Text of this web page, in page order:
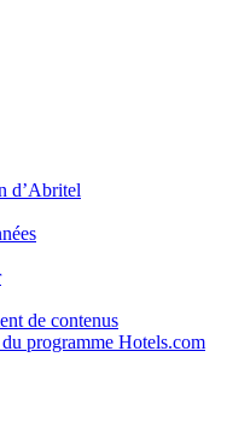
d’Abritel
de contenus
programme Hotels.com